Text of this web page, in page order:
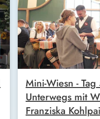
Mini-Wiesn - Tag
Unterwegs mit
Franziska